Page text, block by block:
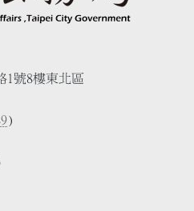
1號8樓東北區
)